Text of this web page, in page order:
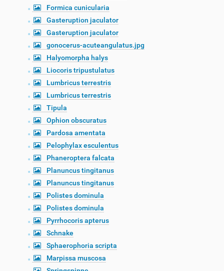
Formica cunicularia
Gasteruption jaculator
Gasteruption jaculator
gonocerus-acuteangulatus.jpg
Halyomorpha halys
Liocoris tripustulatus
Lumbricus terrestris
Lumbricus terrestris
Tipula
Ophion obscuratus
Pardosa amentata
Pelophylax esculentus
Phaneroptera falcata
Planuncus tingitanus
Planuncus tingitanus
Polistes dominula
Polistes dominula
Pyrrhocoris apterus
Schnake
Sphaerophoria scripta
Marpissa muscosa